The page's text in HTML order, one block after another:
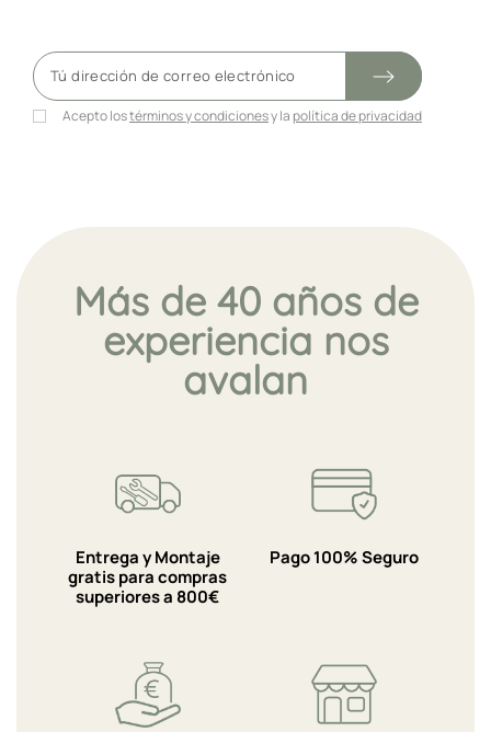
Acepto lostérminos y condicionesy la política de privacidad
Más de 40 años de
experiencia nos
avalan
Entrega y Montaje
gratis para compras
superiores a 800€
Pago 100% Seguro